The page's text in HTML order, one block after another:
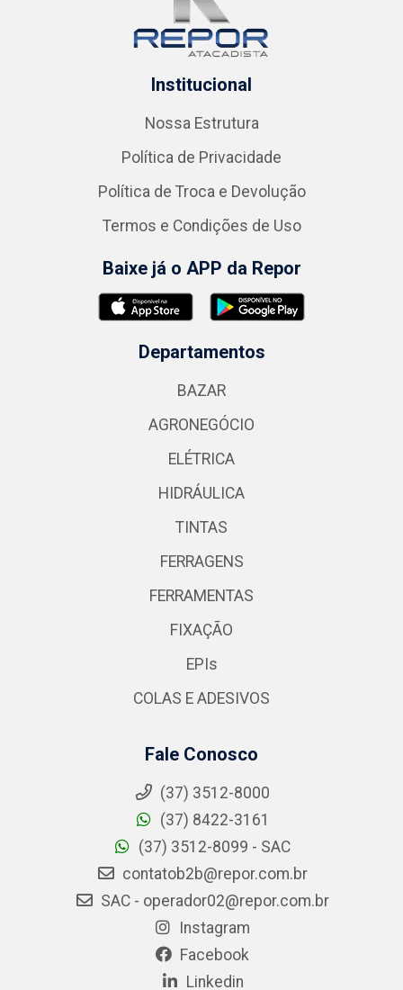
Institucional
Nossa Estrutura
Política de Privacidade
Política de Troca e Devolução
Termos e Condições de Uso
Baixe já o APP da Repor
Departamentos
BAZAR
AGRONEGÓCIO
ELÉTRICA
HIDRÁULICA
TINTAS
FERRAGENS
FERRAMENTAS
FIXAÇÃO
EPIs
COLAS E ADESIVOS
Fale Conosco
(37) 3512-8000
(37) 8422-3161
(37) 3512-8099 - SAC
contatob2b@repor.com.br
SAC - operador02@repor.com.br
Instagram
Facebook
Linkedin